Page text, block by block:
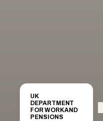
UK
DEPARTMENT
FOR WORK AND
PENSIONS